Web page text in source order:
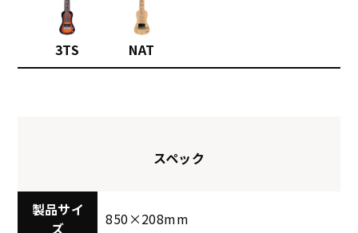
3TS NAT
スペック
製品サイ
ズ
850×208mm